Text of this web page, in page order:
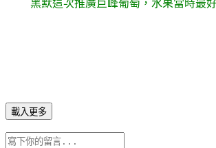
黑默這次推廣巨峰葡萄，水果當時最
載入更多